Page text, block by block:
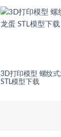
3D打印模型 螺纹
STL模型下载